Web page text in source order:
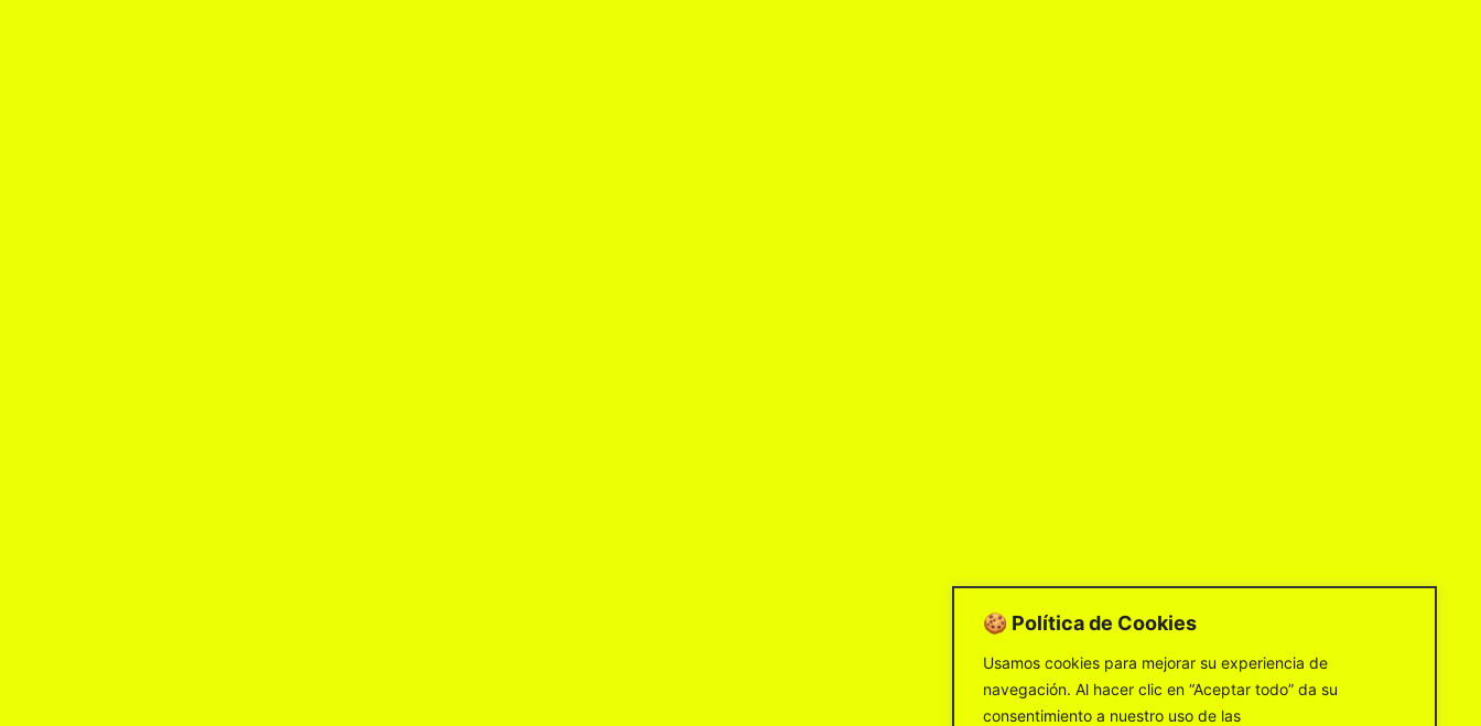
🍪 Política de Cookies
Usamos cookies para mejorar su experiencia de
navegación. Al hacer clic en “Aceptar todo” da su
consentimiento a nuestro uso de las